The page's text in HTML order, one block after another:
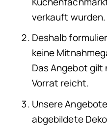
verkauft wurden.
Deshalb
keine
Das Angebot gilt
Vorrat reicht.
Unsere
abgebildete